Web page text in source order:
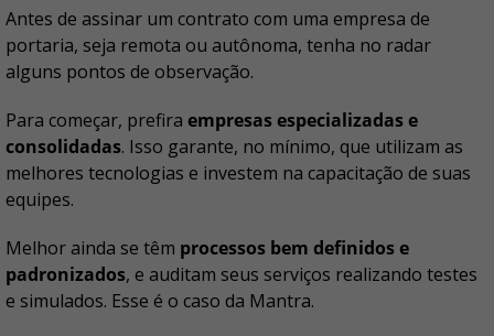
Antes de assinar um contrato com uma empresa de
portaria, seja remota ou autônoma, tenha no radar
alguns pontos de observação.
Para começar, prefira empresas especializadas e
consolidadas. Isso garante, no mínimo, que utilizam as
melhores tecnologias e investem na capacitação de suas
equipes.
Melhor ainda se têm processos bem definidos e
padronizados, e auditam seus serviços realizando testes
e simulados. Esse é o caso da Mantra.